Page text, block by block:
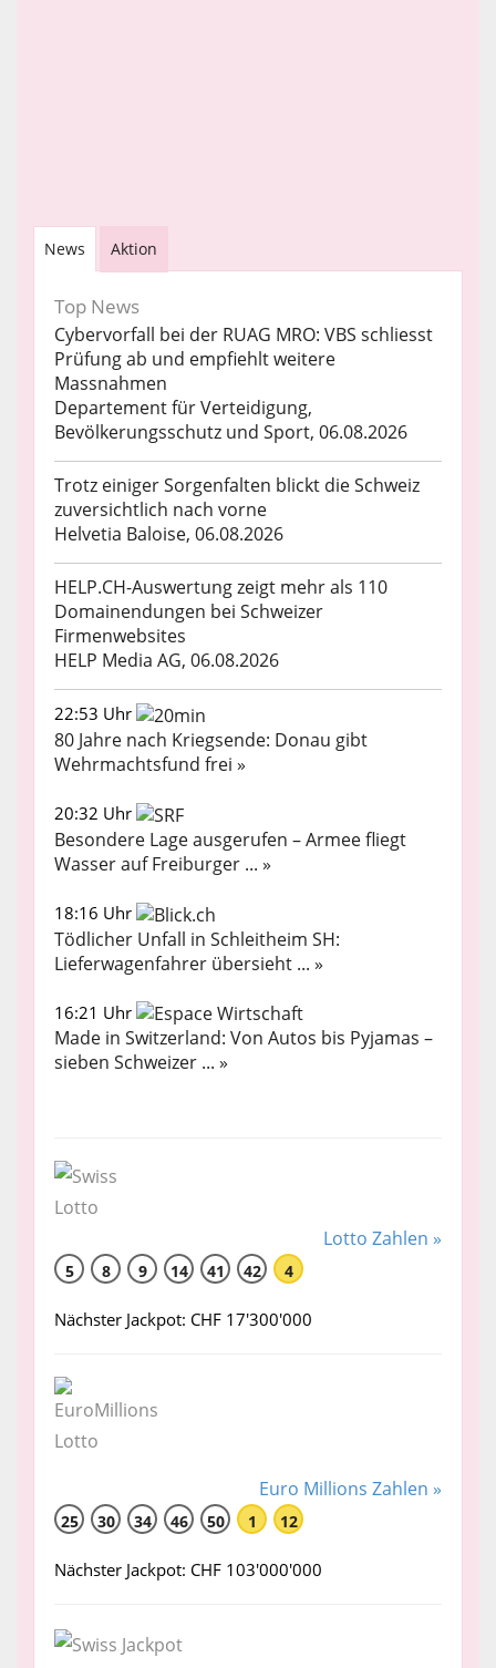
News Aktion
Top News
Cybervorfall bei der RUAG MRO: VBS schliesst
Prüfung ab und empfiehlt weitere
Massnahmen
Departement für Verteidigung,
Bevölkerungsschutz und Sport, 06.08.2026
Trotz einiger Sorgenfalten blickt die Schweiz
zuversichtlich nach vorne
Helvetia Baloise, 06.08.2026
HELP.CH-Auswertung zeigt mehr als 110
Domainendungen bei Schweizer
Firmenwebsites
HELP Media AG, 06.08.2026
22:53 Uhr
80 Jahre nach Kriegsende: Donau gibt
Wehrmachtsfund frei »
20:32 Uhr
Besondere Lage ausgerufen – Armee fliegt
Wasser auf Freiburger ... »
18:16 Uhr
Tödlicher Unfall in Schleitheim SH:
Lieferwagenfahrer übersieht ... »
16:21 Uhr
Made in Switzerland: Von Autos bis Pyjamas –
sieben Schweizer ... »
Lotto Zahlen »
5 8 9 14 41 42 4
Nächster Jackpot: CHF 17'300'000
Euro Millions Zahlen »
25 30 34 46 50 1 12
Nächster Jackpot: CHF 103'000'000